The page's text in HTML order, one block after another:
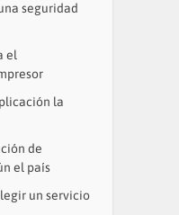
seguridad
el
la
de
el país
un servicio